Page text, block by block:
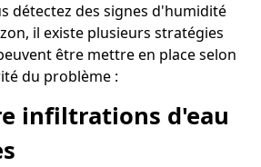
détectez des signes d'humidité
il existe plusieurs stratégies
être mettre en place selon
du problème :
infiltrations d'eau